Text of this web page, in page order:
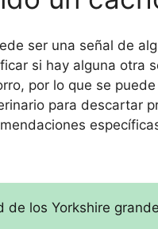
ser una señal de
si hay alguna otra
por lo que se
para descartar
de los Yorkshire